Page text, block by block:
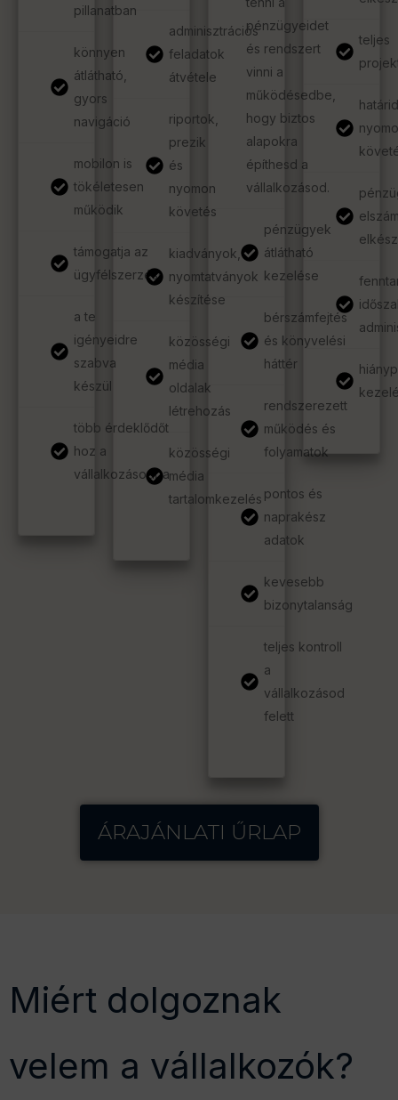
pillanatban
könnyen
átlátható,
gyors
navigáció
mobilon is
tökéletesen
működik
támogatja az
ügyfélszerzést
a te
igényeidre
szabva
készül
több érdeklődőt
hoz a
vállalkozásodba
adminisztrációs
feladatok
átvétele
riportok,
prezik
és
nyomon
követés
kiadványok,
nyomtatványok
készítése
közösségi
média
oldalak
létrehozás
közösségi
média
tartalomkezelés
pénzügyeidet
és rendszert
vinni a
működésedbe,
hogy biztos
alapokra
építhesd a
vállalkozásod.
pénzügyek
átlátható
kezelése
bérszámfejtés
és könyvelési
háttér
rendszerezett
működés és
folyamatok
pontos és
naprakész
adatok
kevesebb
bizonytalanság
teljes kontroll
a
vállalkozásod
felett
teljes
ÁRAJÁNLATI ŰRLAP
Miért dolgoznak
velem a vállalkozók?